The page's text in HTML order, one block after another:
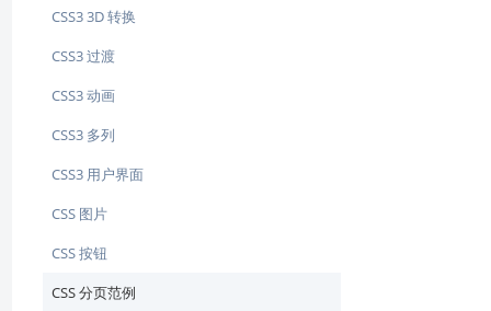
CSS3 3D 转换
CSS3 过渡
CSS3 动画
CSS3 多列
CSS3 用户界面
CSS 图片
CSS 按钮
CSS 分页范例